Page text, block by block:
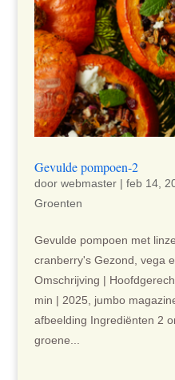
Gevulde pompoen-2
door webmaster| feb 14,
Groenten
Gevulde pompoen met
cranberry's Gezond, vega
Omschrijving |
min | 2025, jumbo
afbeelding Ingrediënten 2
groene...